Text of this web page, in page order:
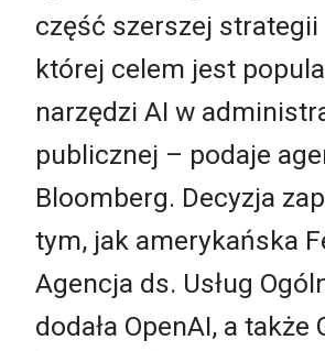
część szerszej strategii
której celem jest
narzędzi AI w
publicznej – podaje
Bloomberg. Decyzja
tym, jak amerykańska
Agencja ds. Usług
dodała OpenAI, a także